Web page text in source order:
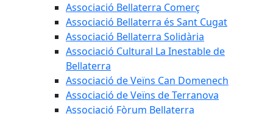
Associació Bellaterra Comerç
Associació Bellaterra és Sant Cugat
Associació Bellaterra Solidària
Associació Cultural La Inestable de
Bellaterra
Associació de Veïns Can Domenech
Associació de Veïns de Terranova
Associació Fòrum Bellaterra